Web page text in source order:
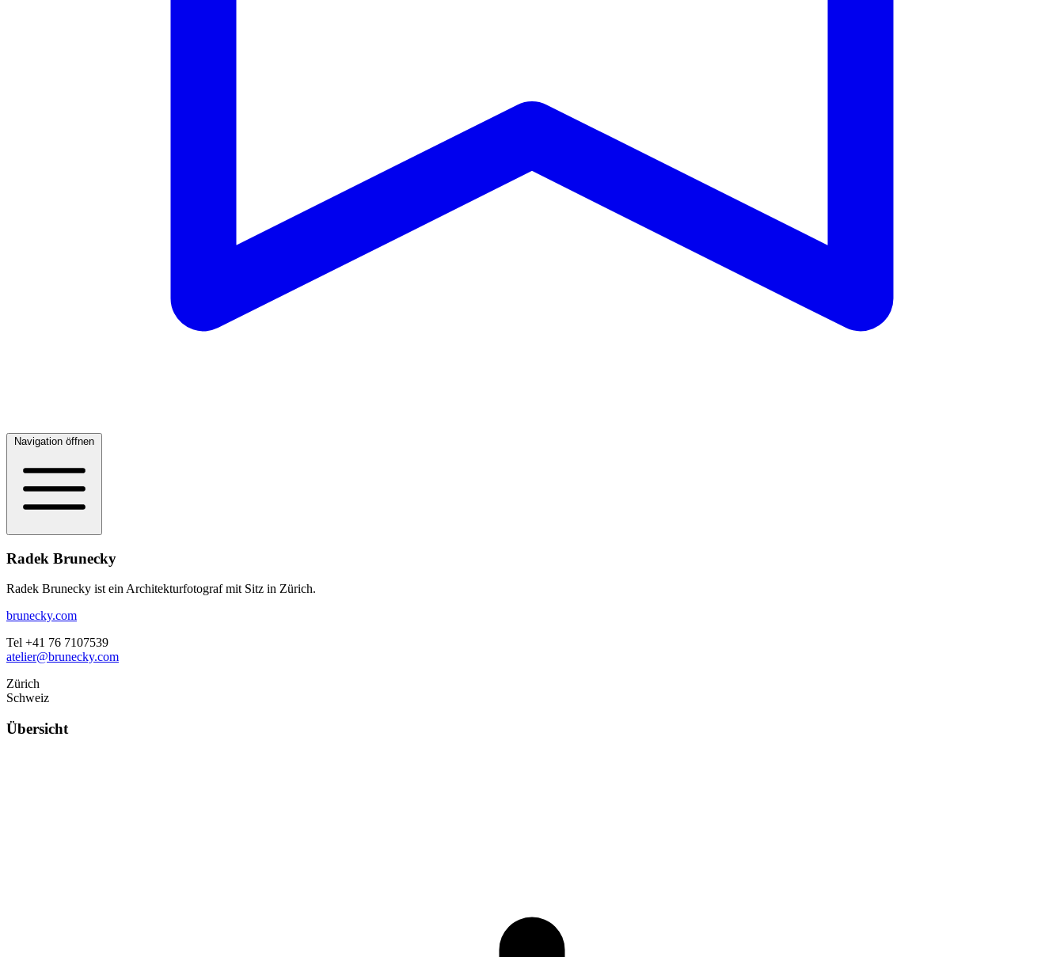
Navigation öffnen
Radek Brunecky
Radek Brunecky ist ein Architekturfotograf mit Sitz in Zürich.
brunecky.com
Tel +41 76 7107539
atelier@brunecky.com
Zürich
Schweiz
Übersicht